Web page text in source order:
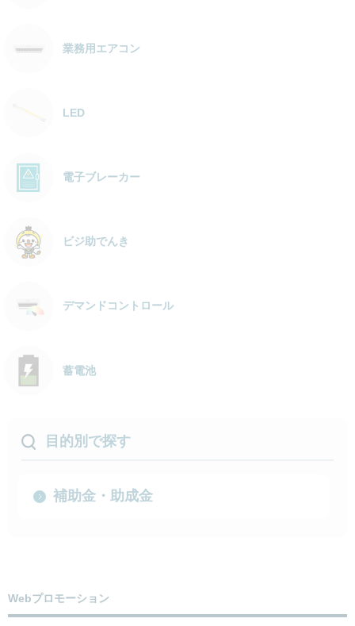
業務用エアコン
LED
電子ブレーカー
ビジ助でんき
デマンドコントロール
蓄電池
目的別で探す
補助金・助成金
Webプロモーション